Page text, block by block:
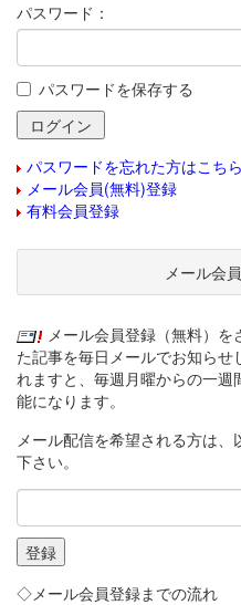
パスワード：
パスワードを保存する
パスワードを忘れた方はこちら
メール会員(無料)登録
有料会員登録
メール会
メール会員登録（無料）
た記事を毎日メールでお知らせ
れますと、毎週月曜からの一
能になります。
メール配信を希望される方は
下さい。
◇メール会員登録までの流れ